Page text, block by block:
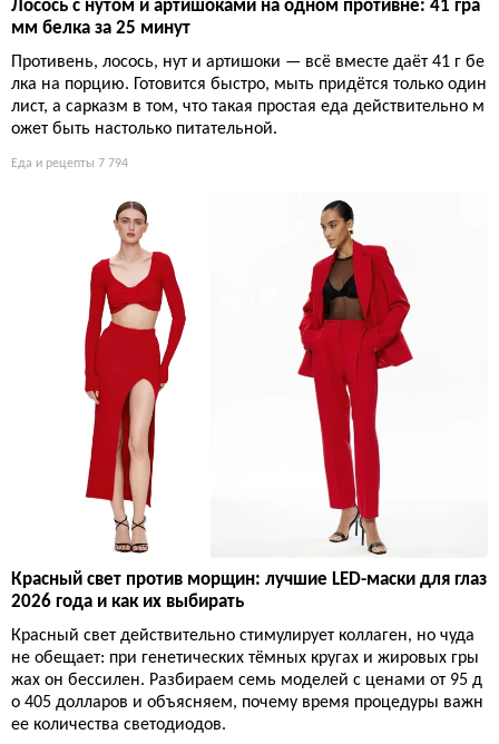
Лосось с нутом и артишоками на одном противне: 41 гра
мм белка за 25 минут
Противень, лосось, нут и артишоки — всё вместе даёт 41 г бе
лка на порцию. Готовится быстро, мыть придётся только один
лист, а сарказм в том, что такая простая еда действительно м
ожет быть настолько питательной.
Еда и рецепты 7 794
Красный свет против морщин: лучшие LED-маски для глаз
2026 года и как их выбирать
Красный свет действительно стимулирует коллаген, но чуда
не обещает: при генетических тёмных кругах и жировых гры
жах он бессилен. Разбираем семь моделей с ценами от 95 д
о 405 долларов и объясняем, почему время процедуры важн
ее количества светодиодов.